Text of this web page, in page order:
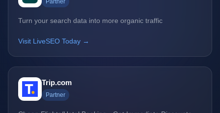
Partner
Turn your search data into more organic traffic
Visit LiveSEO Today →
Trip.com
Partner